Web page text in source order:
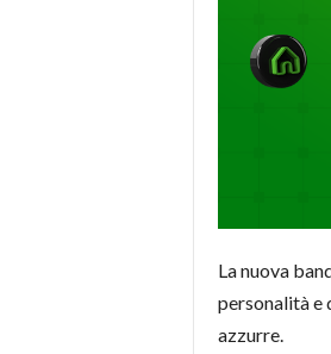
La nuova
personalità e
azzurre.